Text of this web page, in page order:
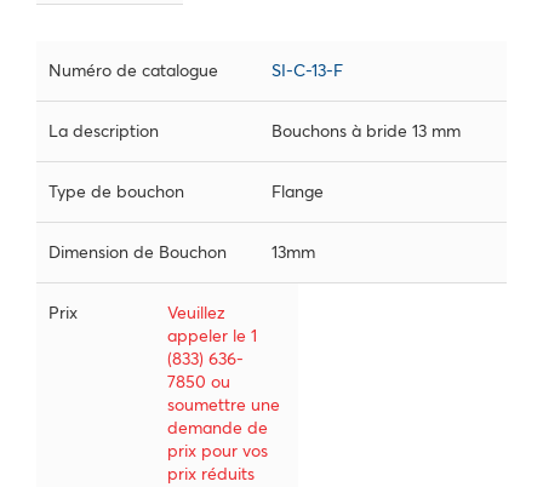
Numéro de catalogue SI-C-13-F
La description Bouchons à bride 13 mm
Type de bouchon Flange
Dimension de Bouchon 13mm
Prix
Veuillez
appeler le 1
(833) 636-
7850 ou
soumettre une
demande de
prix pour vos
prix réduits